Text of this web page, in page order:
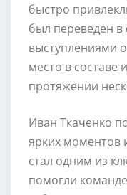
быстро
был переведен
выступлениями
место в составе
протяжении
Иван Ткаченко
ярких моментов
стал одним из
помогли